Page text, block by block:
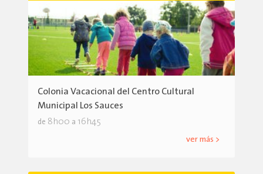
Colonia Vacacional del Centro Cultural
Municipal Los Sauces
de 8h00 a 16h45
ver más >